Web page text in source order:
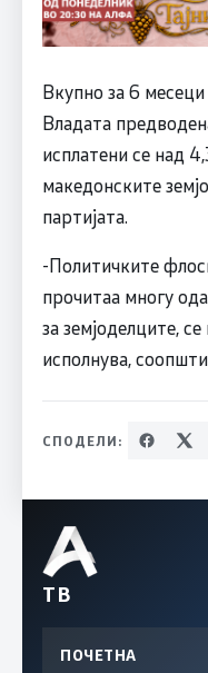
Вкупно за 6
Владата
исплатени се над
македонските
партијата.
-Политичките
прочитаа многу
за земјоделците,
исполнува,
СПОДЕЛИ:
ТВ
ПОЧЕТНА